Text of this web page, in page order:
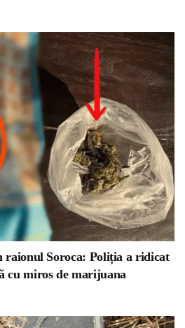
Soroca: Poliția a ridicat
cu miros de marijuana